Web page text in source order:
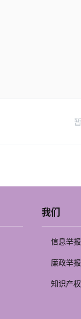
我们
信息举报
廉政举报
知识产